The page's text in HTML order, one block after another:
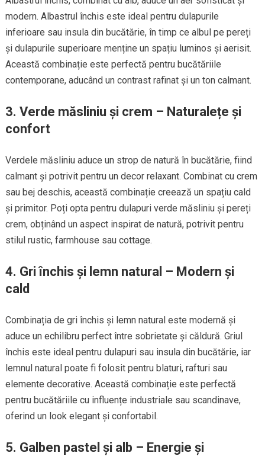
modern. Albastrul închis este ideal pentru dulapurile
inferioare sau insula din bucătărie, în timp ce albul pe pereți
și dulapurile superioare menține un spațiu luminos și aerisit.
Această combinație este perfectă pentru bucătăriile
contemporane, aducând un contrast rafinat și un ton calmant.
3. Verde măsliniu și crem – Naturalețe și
confort
Verdele măsliniu aduce un strop de natură în bucătărie, fiind
calmant și potrivit pentru un decor relaxant. Combinat cu crem
sau bej deschis, această combinație creează un spațiu cald
și primitor. Poți opta pentru dulapuri verde măsliniu și pereți
crem, obținând un aspect inspirat de natură, potrivit pentru
stilul rustic, farmhouse sau cottage.
4. Gri închis și lemn natural – Modern și
cald
Combinația de gri închis și lemn natural este modernă și
aduce un echilibru perfect între sobrietate și căldură. Griul
închis este ideal pentru dulapuri sau insula din bucătărie, iar
lemnul natural poate fi folosit pentru blaturi, rafturi sau
elemente decorative. Această combinație este perfectă
pentru bucătăriile cu influențe industriale sau scandinave,
oferind un look elegant și confortabil.
5. Galben pastel și alb – Energie și